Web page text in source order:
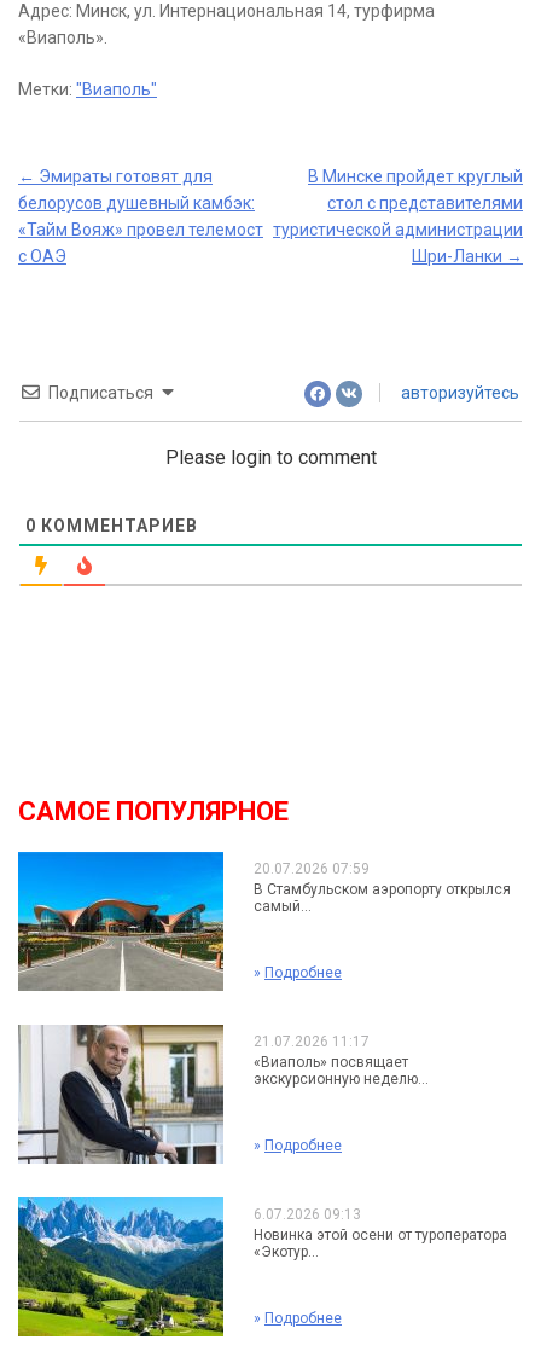
Адрес: Минск, ул. Интернациональная 14, турфирма
«Виаполь».
Метки: "Виаполь"
Post
navigation
← Эмираты готовят для
белорусов душевный камбэк:
«Тайм Вояж» провел телемост
с ОАЭ
В Минске пройдет круглый
стол с представителями
туристической администрации
Шри-Ланки →
Подписаться авторизуйтесь
Please login to comment
0 КОММЕНТАРИЕВ
САМОЕ ПОПУЛЯРНОЕ
20.07.2026 07:59
В Стамбульском аэропорту открылся
самый...
» Подробнее
21.07.2026 11:17
«Виаполь» посвящает
экскурсионную неделю...
» Подробнее
6.07.2026 09:13
Новинка этой осени от туроператора
«Экотур...
» Подробнее